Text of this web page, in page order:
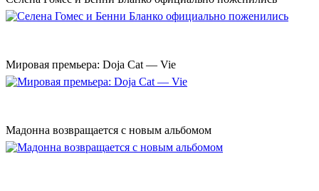
Мировая премьера: Doja Cat — Vie
Мадонна возвращается с новым альбомом